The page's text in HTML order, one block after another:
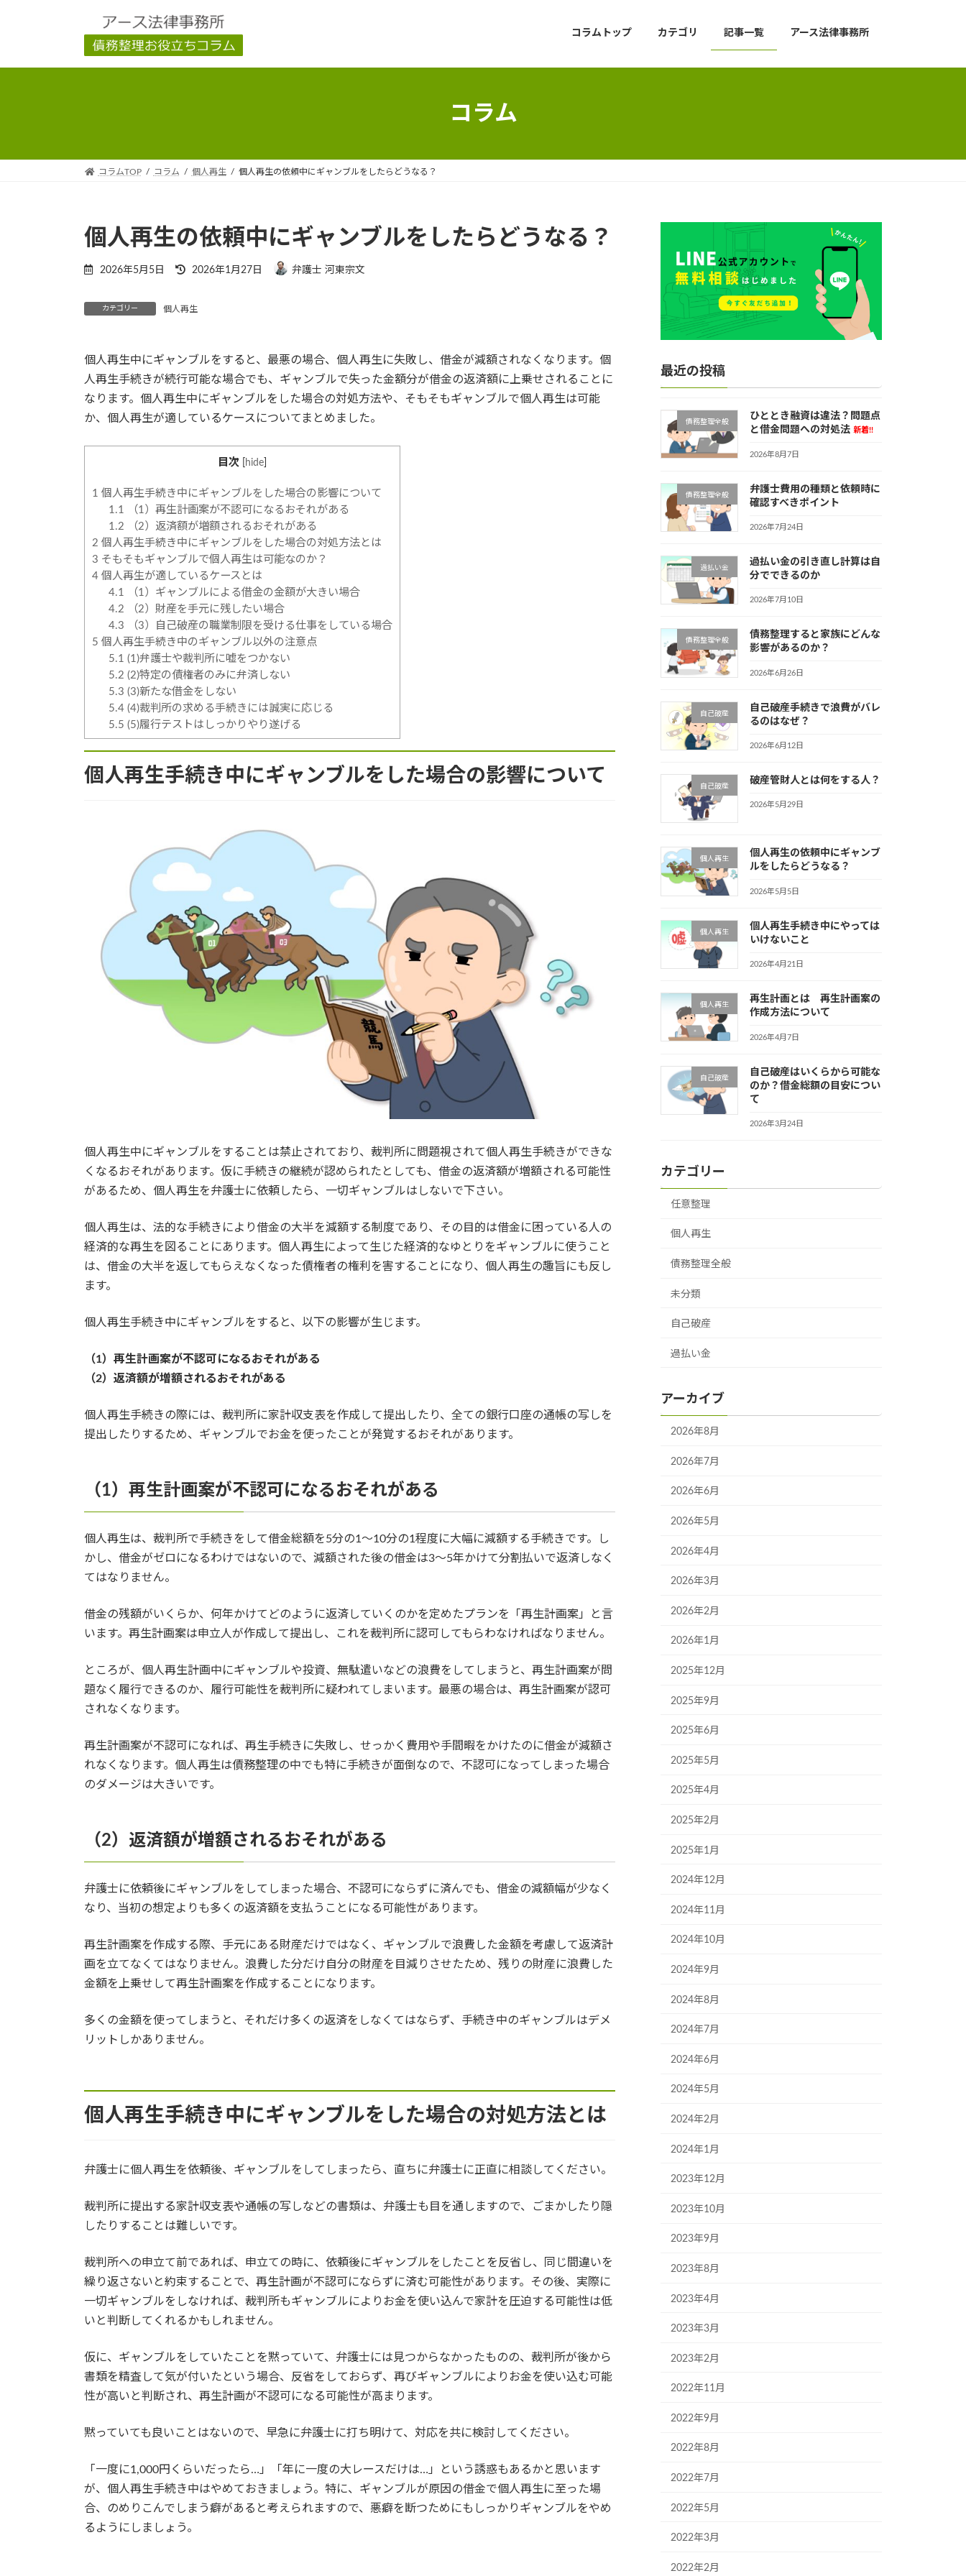
コラムトップ カテゴリ 記事一覧 アース法律事務所
コラム
コラムTOP コラム 個人再生 個人再生の依頼中にギャンブルをしたらどうなる？
個人再生の依頼中にギャンブルをしたらどうなる？
2026年5月5日
最
新
:
2026年1月27日 弁護士 河東宗文
カテゴリー 個人再生
個人再生中にギャンブルをすると、最悪の場合、個人再生に失敗し、借金が減額されなくなります。個
人再生手続きが続行可能な場合でも、ギャンブルで失った金額分が借金の返済額に上乗せされることに
なります。個人再生中にギャンブルをした場合の対処方法や、そもそもギャンブルで個人再生は可能
か、個人再生が適しているケースについてまとめました。
目次 hide
1 個人再生手続き中にギャンブルをした場合の影響について
1.1
（1）再生計画案が不認可になるおそれがある
1.2 （2）返済額が増額されるおそれがある
2 個人再生手続き中にギャンブルをした場合の対処方法とは
3 そもそもギャンブルで個人再生は可能なのか？
4 個人再生が適しているケースとは
4.1
（1）ギャンブルによる借金の金額が大きい場合
4.2 （2）財産を手元に残したい場合
4.3 （3）自己破産の職業制限を受ける仕事をしている場合
5 個人再生手続き中のギャンブル以外の注意点
5.1 (1)弁護士や裁判所に嘘をつかない
5.2 (2)特定の債権者のみに弁済しない
5.3 (3)新たな借金をしない
5.4(4)裁判所の求める手続きには誠実に応じる
5.5 (5)履行テストはしっかりやり遂げる
個人再生手続き中にギャンブルをした場合の影響について
個人再生中にギャンブルをすることは禁止されており、裁判所に問題視されて個人再生手続きができな
くなるおそれがあります。仮に手続きの継続が認められたとしても、借金の返済額が増額される可能性
があるため、個人再生を弁護士に依頼したら、一切ギャンブルはしないで下さい。
個人再生は、法的な手続きにより借金の大半を減額する制度であり、その目的は借金に困っている人の
経済的な再生を図ることにあります。個人再生によって生じた経済的なゆとりをギャンブルに使うこと
は、借金の大半を返してもらえなくなった債権者の権利を害することになり、個人再生の趣旨にも反し
ます。
個人再生手続き中にギャンブルをすると、以下の影響が生じます。
（1）再生計画案が不認可になるおそれがある
（2）返済額が増額されるおそれがある
個人再生手続きの際には、裁判所に家計収支表を作成して提出したり、全ての銀行口座の通帳の写しを
提出したりするため、ギャンブルでお金を使ったことが発覚するおそれがあります。
（1）再生計画案が不認可になるおそれがある
個人再生は、裁判所で手続きをして借金総額を5分の1～10分の1程度に大幅に減額する手続きです。し
かし、借金がゼロになるわけではないので、減額された後の借金は3～5年かけて分割払いで返済しなく
てはなりません。
借金の残額がいくらか、何年かけてどのように返済していくのかを定めたプランを「再生計画案」と言
います。再生計画案は申立人が作成して提出し、これを裁判所に認可してもらわなければなりません。
ところが、個人再生計画中にギャンブルや投資、無駄遣いなどの浪費をしてしまうと、再生計画案が問
題なく履行できるのか、履行可能性を裁判所に疑われてしまいます。最悪の場合は、再生計画案が認可
されなくなります。
再生計画案が不認可になれば、再生手続きに失敗し、せっかく費用や手間暇をかけたのに借金が減額さ
れなくなります。個人再生は債務整理の中でも特に手続きが面倒なので、不認可になってしまった場合
のダメージは大きいです。
（2）返済額が増額されるおそれがある
弁護士に依頼後にギャンブルをしてしまった場合、不認可にならずに済んでも、借金の減額幅が少なく
なり、当初の想定よりも多くの返済額を支払うことになる可能性があります。
再生計画案を作成する際、手元にある財産だけではなく、ギャンブルで浪費した金額を考慮して返済計
画を立てなくてはなりません。浪費した分だけ自分の財産を目減りさせたため、残りの財産に浪費した
金額を上乗せして再生計画案を作成することになります。
多くの金額を使ってしまうと、それだけ多くの返済をしなくてはならず、手続き中のギャンブルはデメ
リットしかありません。
個人再生手続き中にギャンブルをした場合の対処方法とは
弁護士に個人再生を依頼後、ギャンブルをしてしまったら、直ちに弁護士に正直に相談してください。
裁判所に提出する家計収支表や通帳の写しなどの書類は、弁護士も目を通しますので、ごまかしたり隠
したりすることは難しいです。
裁判所への申立て前であれば、申立ての時に、依頼後にギャンブルをしたことを反省し、同じ間違いを
繰り返さないと約束することで、再生計画が不認可にならずに済む可能性があります。その後、実際に
一切ギャンブルをしなければ、裁判所もギャンブルによりお金を使い込んで家計を圧迫する可能性は低
いと判断してくれるかもしれません。
仮に、ギャンブルをしていたことを黙っていて、弁護士には見つからなかったものの、裁判所が後から
書類を精査して気が付いたという場合、反省をしておらず、再びギャンブルによりお金を使い込む可能
性が高いと判断され、再生計画が不認可になる可能性が高まります。
黙っていても良いことはないので、早急に弁護士に打ち明けて、対応を共に検討してください。
「一度に1,000円くらいだったら…」「年に一度の大レースだけは…」という誘惑もあるかと思います
が、個人再生手続き中はやめておきましょう。特に、ギャンブルが原因の借金で個人再生に至った場
合、のめりこんでしまう癖があると考えられますので、悪癖を断つためにもしっかりギャンブルをやめ
るようにしましょう。
最近の投稿
債務整理全般
ひととき融資は違法？問題点
と借金問題への対処法 新着!!
2026年8月7日
債務整理全般
弁護士費用の種類と依頼時に
確認すべきポイント
2026年7月24日
過払い金
過払い金の引き直し計算は自
分でできるのか
2026年7月10日
債務整理全般
債務整理すると家族にどんな
影響があるのか？
2026年6月26日
自己破産
自己破産手続きで浪費がバレ
るのはなぜ？
2026年6月12日
自己破産
破産管財人とは何をする人？
2026年5月29日
個人再生
個人再生の依頼中にギャンブ
ルをしたらどうなる？
2026年5月5日
個人再生
個人再生手続き中にやっては
いけないこと
2026年4月21日
個人再生
再生計画とは 再生計画案の
作成方法について
2026年4月7日
自己破産
自己破産はいくらから可能な
のか？借金総額の目安につい
て
2026年3月24日
カテゴリー
任意整理
個人再生
債務整理全般
未分類
自己破産
過払い金
アーカイブ
2026年8月
2026年7月
2026年6月
2026年5月
2026年4月
2026年3月
2026年2月
2026年1月
2025年12月
2025年9月
2025年6月
2025年5月
2025年4月
2025年2月
2025年1月
2024年12月
2024年11月
2024年10月
2024年9月
2024年8月
2024年7月
2024年6月
2024年5月
2024年2月
2024年1月
2023年12月
2023年10月
2023年9月
2023年8月
2023年4月
2023年3月
2023年2月
2022年11月
2022年9月
2022年8月
2022年7月
2022年5月
2022年3月
2022年2月